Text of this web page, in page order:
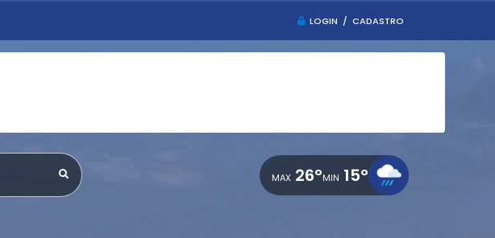
LOGIN / CADASTRO
26° 15°